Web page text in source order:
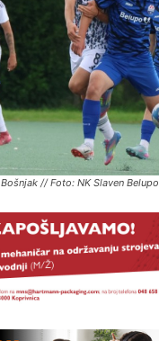
// Foto: NK Slaven Belupo